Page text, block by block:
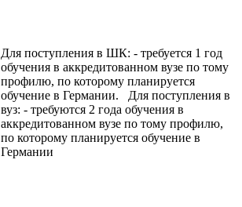
Для поступления в ШК: - требуется 1 год
обучения в аккредитованном вузе по тому
профилю, по которому планируется
обучение в Германии. Для поступления в
вуз: - требуются 2 года обучения в
аккредитованном вузе по тому профилю,
по которому планируется обучение в
Германии